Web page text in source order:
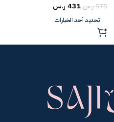
575ر.س431 ر.س
تحديد أحد الخيارات